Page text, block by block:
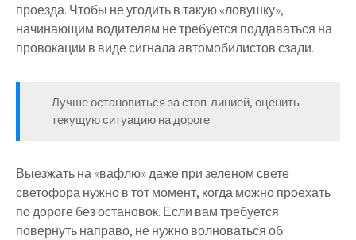
проезда. Чтобы не угодить в такую «ловушку»,
начинающим водителям не требуется поддаваться на
провокации в виде сигнала автомобилистов сзади.
Лучше остановиться за стоп-линией, оценить
текущую ситуацию на дороге.
Выезжать на «вафлю» даже при зеленом свете
светофора нужно в тот момент, когда можно проехать
по дороге без остановок. Если вам требуется
повернуть направо, не нужно волноваться об